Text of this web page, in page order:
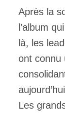
Après la
l’album
là, les
ont connu
Les